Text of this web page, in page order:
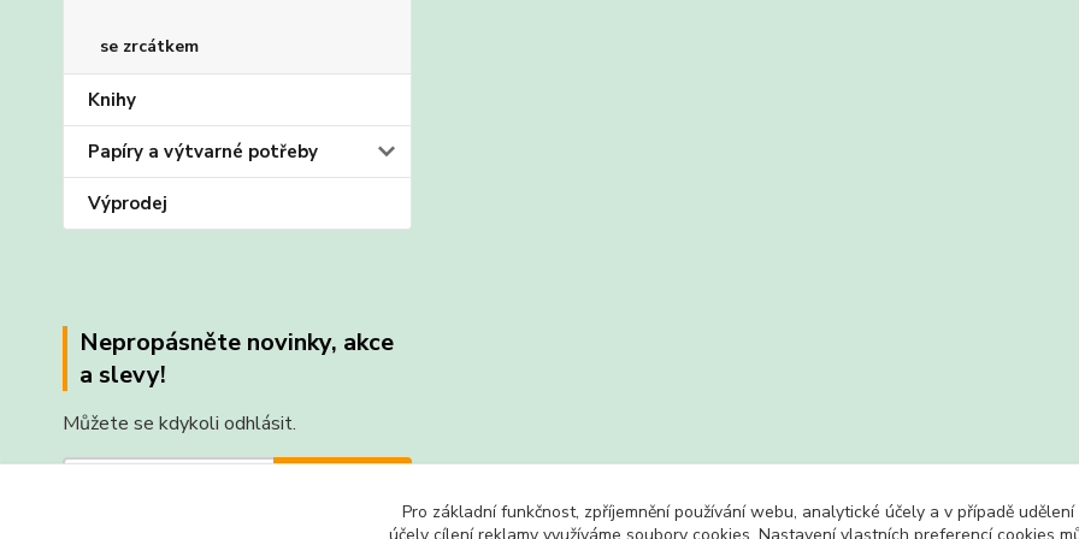
se zrcátkem
Knihy
Papíry a výtvarné potřeby
Výprodej
Nepropásněte novinky, akce
a slevy!
Můžete se kdykoli odhlásit.
za účelem
Pro základní funkčnost, zpříjemnění používání webu, analytické účely a v případě